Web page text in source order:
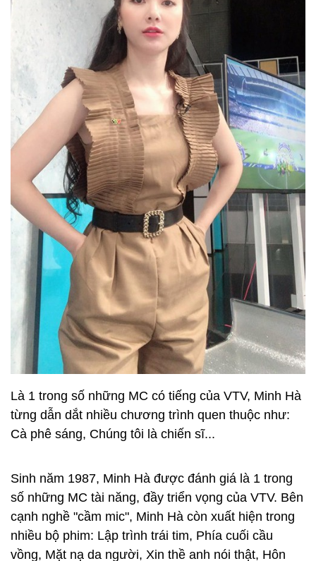
Là 1 trong số những MC có tiếng của VTV, Minh Hà
từng dẫn dắt nhiều chương trình quen thuộc như:
Cà phê sáng, Chúng tôi là chiến sĩ...
Sinh năm 1987, Minh Hà được đánh giá là 1 trong
số những MC tài năng, đầy triển vọng của VTV. Bên
cạnh nghề "cầm mic", Minh Hà còn xuất hiện trong
nhiều bộ phim: Lập trình trái tim, Phía cuối cầu
vồng, Mặt nạ da người, Xin thề anh nói thật, Hôn